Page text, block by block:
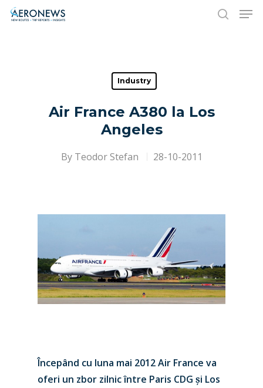
Hit enter to search or ESC to close
Industry
Air France A380 la Los
Angeles
By Teodor Stefan 28-10-2011
Începând cu luna mai 2012 Air France va
oferi un zbor zilnic între Paris CDG și Los